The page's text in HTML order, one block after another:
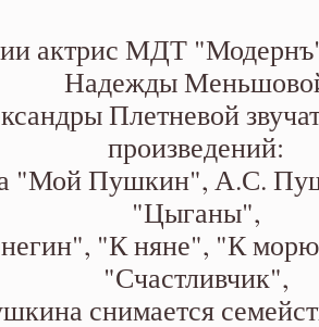
актрис МДТ
Надежды
Плетневой
произведений:
"Мой Пушкин", А.С.
"Цыганы",
"К няне", "К
"Счастливчик",
снимается